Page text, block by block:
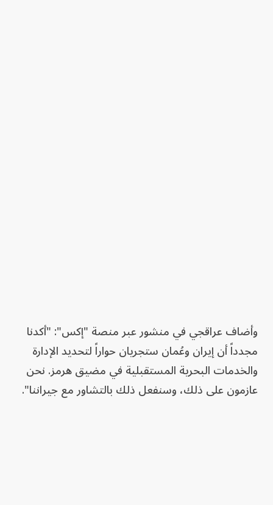
وأضاف عراقجي في منشور عبر منصة "إكس": "أكدنا
مجدداً أن إيران وعُمان ستجريان حواراً لتحديد الإدارة
والخدمات البحرية المستقبلية في مضيق هرمز. نحن
عازمون على ذلك، وسنفعل ذلك بالتشاور مع جيراننا".